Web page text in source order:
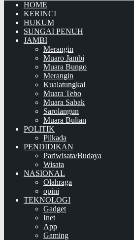
HOME
KERINCI
HUKUM
SUNGAI PENUH
JAMBI
Merangin
Muaro Jambi
Muara Bungo
Merangin
Kualatungkal
Muara Tebo
Muara Sabak
Sarolangun
Muara Bulian
POLITIK
Pilkada
PENDIDIKAN
Pariwisata/Budaya
Wisata
NASIONAL
Olahraga
opini
TEKNOLOGI
Gadget
Inet
App
Gaming